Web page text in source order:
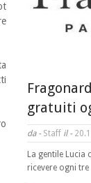
gratuiti
da - Staff il -
La gentile Lucia
ricevere ogni